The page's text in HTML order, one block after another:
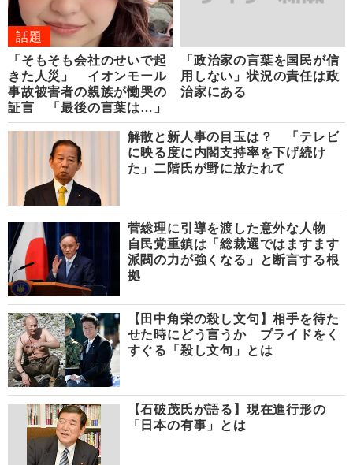
話題
「そもそも会社のせいで起
きた人災」 イオンモール
事故被害者の親族が慟哭の
証言 「最後の言葉は…」
「政治家の言葉を国民が信
用しない」状況の責任は政
治家にある
解散と新人事の目玉は？ 「テレビ
に映る度に内閣支持率を下げ続け
た」二階氏が野に放たれて
菅総理に引導を渡した意外な人物
自民党重鎮は「総裁選ではますます
派閥の力が強くなる」と断言する根
拠
【田中角栄の殺し文句】相手を待た
せた時にどう言うか プライドをく
すぐる「殺し文句」とは
【石破茂氏が語る】現在進行形の
「日本の有事」とは